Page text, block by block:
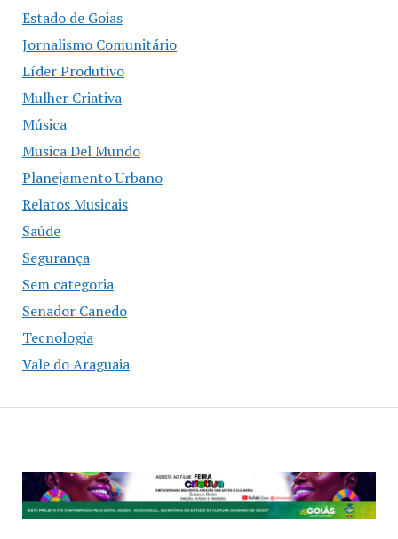
Estado de Goias
Jornalismo Comunitário
Líder Produtivo
Mulher Criativa
Música
Musica Del Mundo
Planejamento Urbano
Relatos Musicais
Saúde
Segurança
Sem categoria
Senador Canedo
Tecnologia
Vale do Araguaia